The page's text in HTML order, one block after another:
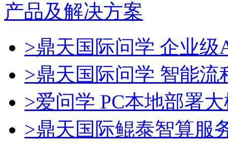
产品及解决方案
>鼎天国际问学 企业级
>鼎天国际问学 智能流
>爱问学 PC本地部署
>鼎天国际鲲泰智算服